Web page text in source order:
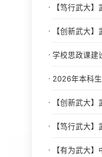
· 【笃行武大
· 【创新武大
· 学校思政课建
· 2026年本科
· 【创新武大
· 【笃行武大
· 【有为武大